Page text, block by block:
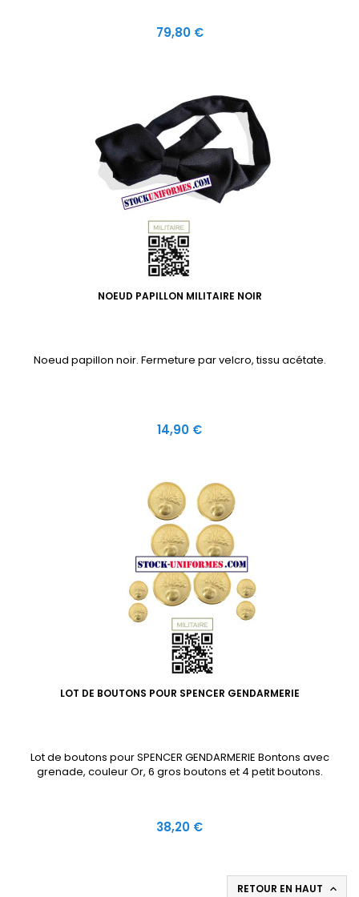
Prix
79,80 €
NOEUD PAPILLON MILITAIRE NOIR
Noeud papillon noir. Fermeture par velcro, tissu acétate.
Prix
14,90 €
LOT DE BOUTONS POUR SPENCER GENDARMERIE
Lot de boutons pour SPENCER GENDARMERIE Bontons avec
grenade, couleur Or, 6 gros boutons et 4 petit boutons.
Prix
38,20 €
RETOUR EN HAUT 